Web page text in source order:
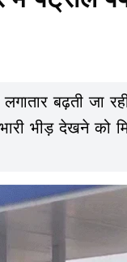
बढ़ती जा
भीड़ देखने को